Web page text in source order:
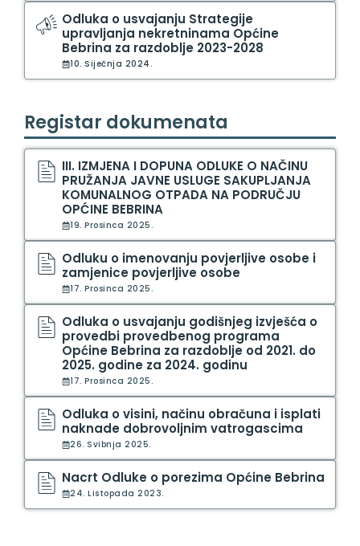
Odluka o usvajanju Strategije
upravljanja nekretninama Općine
Bebrina za razdoblje 2023-2028
10. Siječnja 2024.
Registar dokumenata
III. IZMJENA I DOPUNA ODLUKE O NAČINU
PRUŽANJA JAVNE USLUGE SAKUPLJANJA
KOMUNALNOG OTPADA NA PODRUČJU
OPĆINE BEBRINA
19. Prosinca 2025.
Odluku o imenovanju povjerljive osobe i
zamjenice povjerljive osobe
17. Prosinca 2025.
Odluka o usvajanju godišnjeg izvješća o
provedbi provedbenog programa
Općine Bebrina za razdoblje od 2021. do
2025. godine za 2024. godinu
17. Prosinca 2025.
Odluka o visini, načinu obračuna i isplati
naknade dobrovoljnim vatrogascima
26. Svibnja 2025.
Nacrt Odluke o porezima Općine Bebrina
24. Listopada 2023.